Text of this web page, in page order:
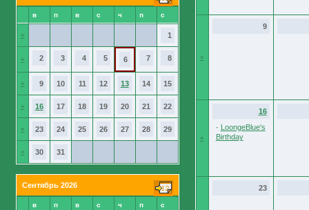
в п в с ч п с
» 1
» 2 3 4 5 6 7 8
» 9 10 11 12 13 14 15
» 16 17 18 19 20 21 22
» 23 24 25 26 27 28 29
» 30 31
Сентябрь 2026
в п в с ч п с
»
9
»
16
· LoongeBlue's
Birthday
23